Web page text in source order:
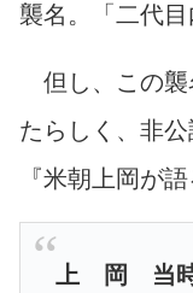
襲名。「二代目
但し、この襲
たらしく、非公
『米朝上岡が
上 岡 当時